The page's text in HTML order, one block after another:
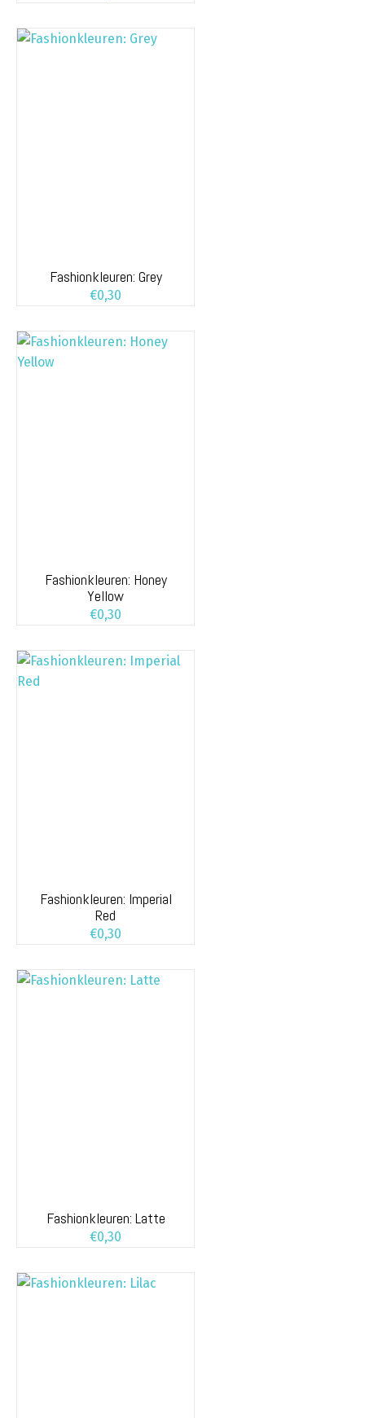
Fashionkleuren: Grey
€0,30
Fashionkleuren: Honey
Yellow
€0,30
Fashionkleuren: Imperial
Red
€0,30
Fashionkleuren: Latte
€0,30